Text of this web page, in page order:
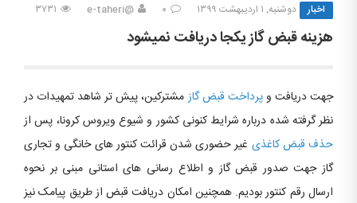
اخبار دوشنبه, ۱ اردیبهشت ۱۳۹۹ ۰ @e-taheri ۳۷۳۱
هزینه قبض گاز یکجا دریافت نمیشود
جهت دریافت وپرداخت قبض گاز مشترکین، پیش تر شاهد تمهیدات در
نظر گرفته شده درباره شرایط کنونی کشور و شیوع ویروس کرونا، پس از
حذف قبض کاغذی غیر حضوری شدن قرائت کنتور های خانگی و تجاری
گاز جهت صدور قبض گاز و اطلاع رسانی های استانی مبنی بر نحوه
ارسال رقم کنتور بودیم. همچنین امکان دریافت قبض از طریق پیامک نیز